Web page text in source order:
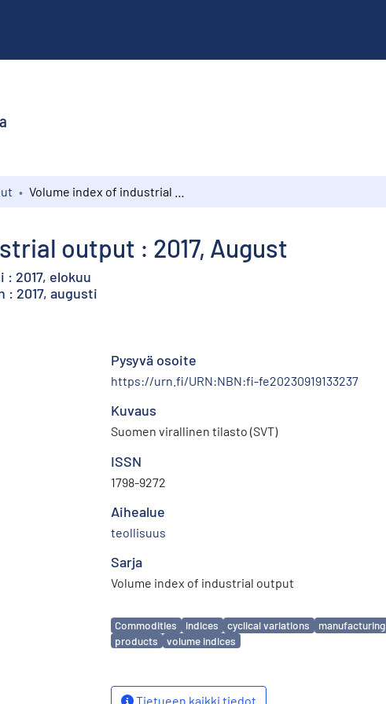
output : 2017, August
2017, elokuu
2017, augusti
Pysyvä osoite
https://urn.fi/URN:NBN:fi-fe20230919133237
Kuvaus
Suomen virallinen tilasto (SVT)
ISSN
1798-9272
Aihealue
teollisuus
Sarja
Volume index of industrial output
Avainsanat
Commodities indices cyclical variations manufacturing
products
volume indices
Tietueen kaikki tiedot